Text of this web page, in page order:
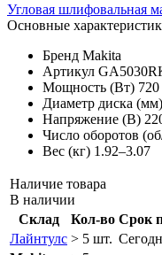
Угловая шлифовальная
Основные
Бренд Makita
Артикул
Мощность (Вт) 720
Диаметр диска (мм)
Напряжение (В)
Число оборотов
Вес (кг) 1.92–3.07
Наличие товара
В наличии
Склад
Кол-во Срок
Лайнтулс > 5 шт.